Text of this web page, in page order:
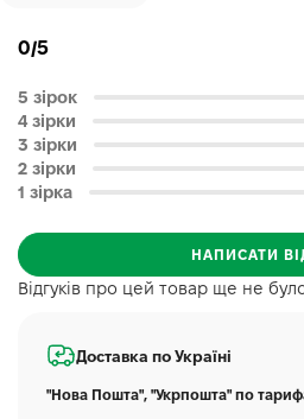
Відгуків про цей товар ще не
0/5
5 зірок
4 зірки
3 зірки
2 зірки
1 зірка
НАПИСАТИ
Доставка по Україні
"Нова Пошта", "Укрпошта" по